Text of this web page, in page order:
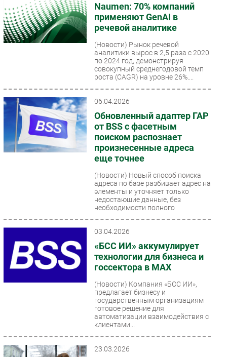
Naumen: 70% компаний
применяют GenAI в
речевой аналитике
(Новости) Рынок речевой
аналитики вырос в 2,5 раза с 2020
по 2024 год, демонстрируя
совокупный среднегодовой темп
роста (CAGR) на уровне 26%....
06.04.2026
Обновленный адаптер ГАР
от BSS с фасетным
поиском распознает
произнесенные адреса
еще точнее
(Новости) Новый способ поиска
адреса по базе разбивает адрес на
элементы и уточняет только
недостающие данные, без
необходимости полного
03.04.2026
«БСС ИИ» аккумулирует
технологии для бизнеса и
госсектора в МАХ
(Новости) Компания «БСС ИИ»,
предлагает бизнесу и
государственным организациям
готовое решение для
автоматизации взаимодействия с
клиентами...
23.03.2026